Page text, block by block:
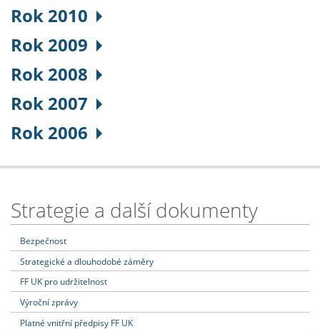
Rok 2010
Rok 2009
Rok 2008
Rok 2007
Rok 2006
Strategie a další dokumenty
Bezpečnost
Strategické a dlouhodobé záměry
FF UK pro udržitelnost
Výroční zprávy
Platné vnitřní předpisy FF UK